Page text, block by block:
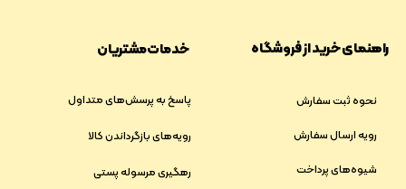
راهنمای خرید از فروشگاه
نحوه ثبت سفارش
رویه ارسال سفارش
شیوه‌های پرداخت
خدمات مشتریان
پاسخ به پرسش‌های متداول
رویه‌های بازگرداندن کالا
رهگیری مرسوله پستی